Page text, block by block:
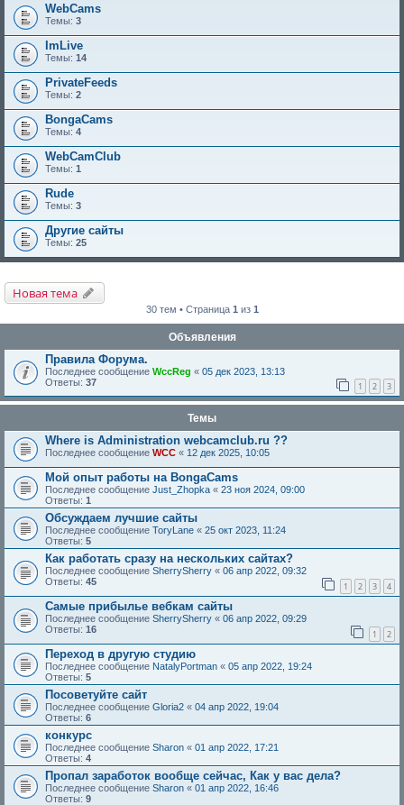
WebCams
Темы: 3
ImLive
Темы: 14
PrivateFeeds
Темы: 2
BongaCams
Темы: 4
WebCamClub
Темы: 1
Rude
Темы: 3
Другие сайты
Темы: 25
Новая тема
30 тем • Страница 1 из 1
Объявления
Правила Форума.
Последнее сообщение WccReg « 05 дек 2023, 13:13
Ответы: 37 1 2 3
Темы
Where is Administration webcamclub.ru ??
Последнее сообщение WCC « 12 дек 2025, 10:05
Мой опыт работы на BongaCams
Последнее сообщение Just_Zhopka « 23 ноя 2024, 09:00
Ответы: 1
Обсуждаем лучшие сайты
Последнее сообщение ToryLane « 25 окт 2023, 11:24
Ответы: 5
Как работать сразу на нескольких сайтах?
Последнее сообщение SherrySherry « 06 апр 2022, 09:32
Ответы: 45 1 2 3 4
Самые прибылье вебкам сайты
Последнее сообщение SherrySherry « 06 апр 2022, 09:29
Ответы: 16 1 2
Переход в другую студию
Последнее сообщение NatalyPortman « 05 апр 2022, 19:24
Ответы: 5
Посоветуйте сайт
Последнее сообщение Gloria2 « 04 апр 2022, 19:04
Ответы: 6
конкурс
Последнее сообщение Sharon « 01 апр 2022, 17:21
Ответы: 4
Пропал заработок вообще сейчас, Как у вас дела?
Последнее сообщение Sharon « 01 апр 2022, 16:46
Ответы: 9